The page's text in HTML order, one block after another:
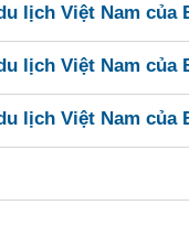
lịch Việt Nam của
lịch Việt Nam của
lịch Việt Nam của